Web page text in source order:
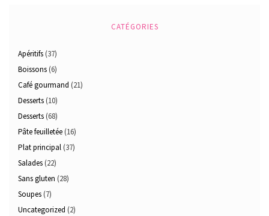
CATÉGORIES
Apéritifs (37)
Boissons (6)
Café gourmand (21)
Desserts (10)
Desserts (68)
Pâte feuilletée (16)
Plat principal (37)
Salades (22)
Sans gluten (28)
Soupes (7)
Uncategorized (2)